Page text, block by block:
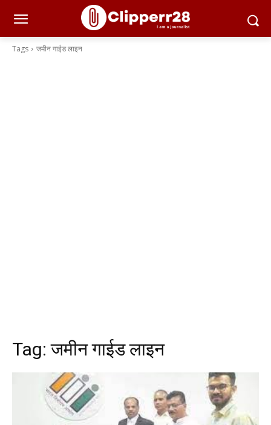
Tags जमीन गाईड लाइन
Tag:जमीन गाईड लाइन